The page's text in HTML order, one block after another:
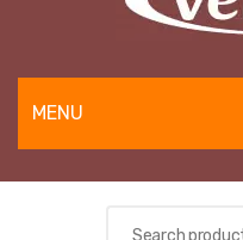
MENU
EQUINOS
BOVINOS E OVINOS